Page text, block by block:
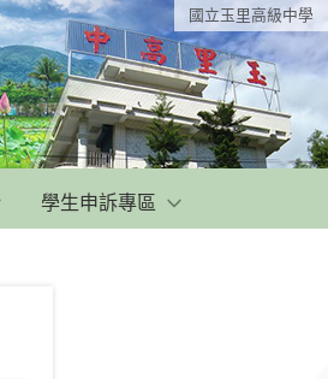
國立玉里高級中學
學生申訴專區